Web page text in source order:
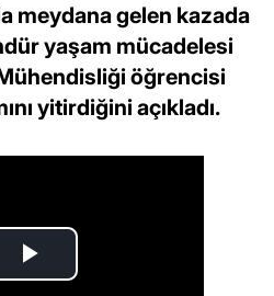
meydana gelen kazada
yaşam mücadelesi
öğrencisi
yitirdiğini açıkladı.